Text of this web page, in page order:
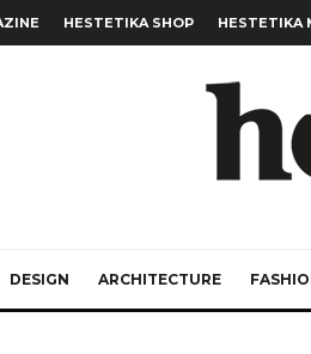
HESTETIKA SHOP HESTETIKA
DESIGN ARCHITECTURE